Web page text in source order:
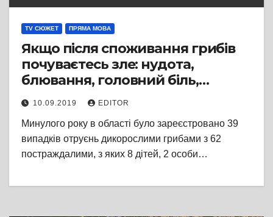
TV СЮЖЕТ ПРЯМА МОВА
Якщо після споживання грибів
почуваєтесь зле: нудота,
блювання, головний біль,
галюцинації, біль у животі –
негайно викликайте «швидку»
10.09.2019 EDITOR
Минулого року в області було зареєстровано 39
випадків отруєнь дикорослими грибами з 62
постраждалими, з яких 8 дітей, 2 особи…